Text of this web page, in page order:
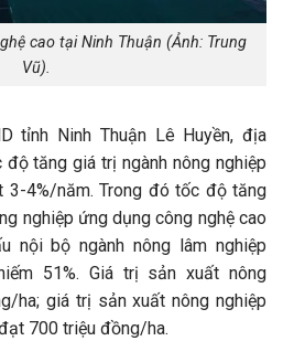
cao tại Ninh Thuận (Ảnh: Trung
Vũ).
tỉnh Ninh Thuận Lê Huyền, địa
tăng giá trị ngành nông nghiệp
4%/năm. Trong đó tốc độ tăng
nghiệp ứng dụng công nghệ cao
nội bộ ngành nông lâm nghiệp
51%. Giá trị sản xuất nông
ha; giá trị sản xuất nông nghiệp
700 triệu đồng/ha.